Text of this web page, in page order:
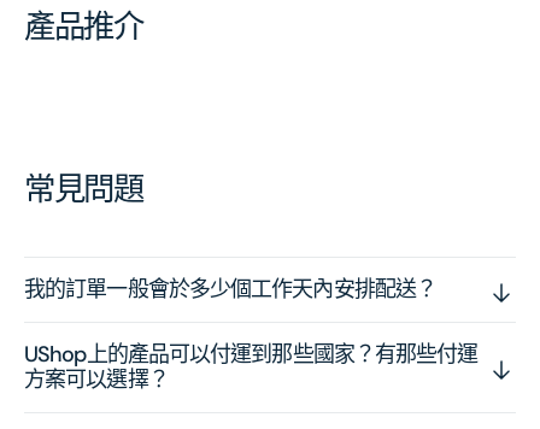
產品推介
常見問題
我的訂單一般會於多少個工作天內安排配送？
UShop上的產品可以付運到那些國家？有那些付運
方案可以選擇？